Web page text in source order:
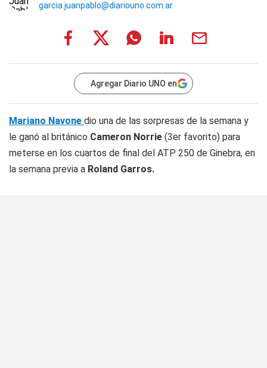
garcia.juanpablo@diariouno.com.ar
Agregar Diario UNO en
Mariano Navone dio una de las sorpresas de la semana y
le ganó al británico Cameron Norrie (3er favorito) para
meterse en los cuartos de final del ATP 250 de Ginebra, en
la semana previa a Roland Garros.